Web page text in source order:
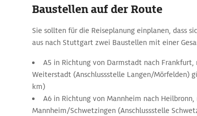
Baustellen auf der Route
Sie sollten für die Reiseplanung einplanen, dass
aus nach Stuttgart zwei Baustellen mit einer
A5 in Richtung von Darmstadt nach Frankfurt,
Weiterstadt (Anschlussstelle Langen/Mörfelden)
km)
A6 in Richtung von Mannheim nach
Mannheim/Schwetzingen (Anschlussstelle